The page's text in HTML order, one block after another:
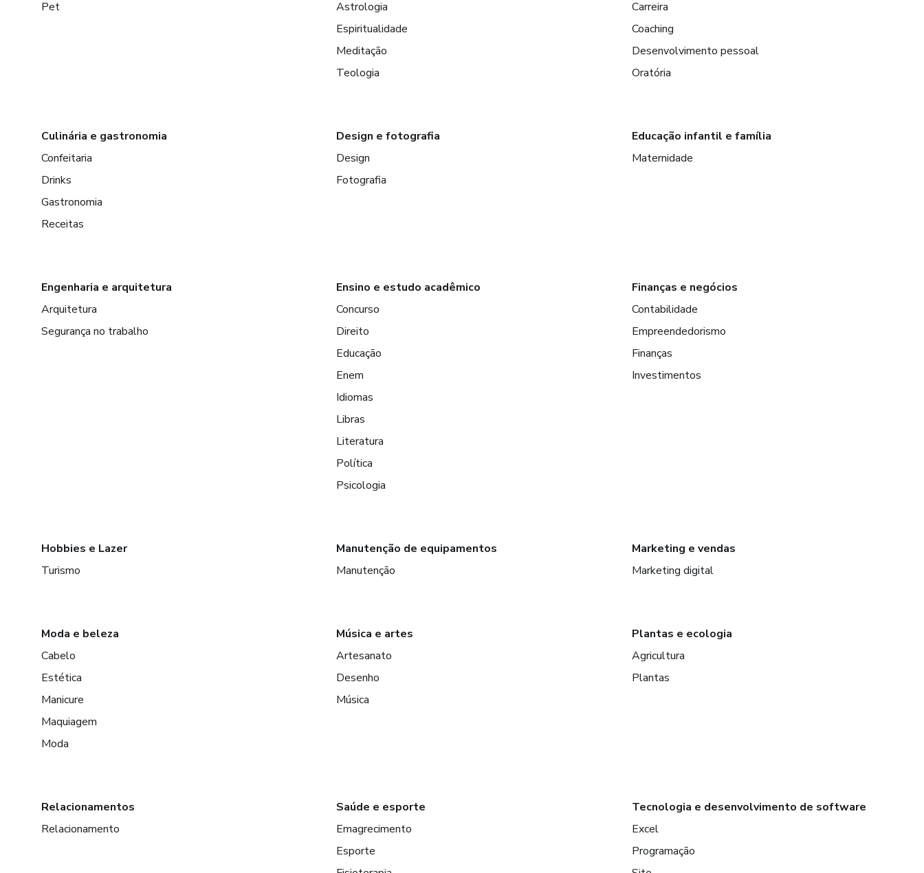
Pet
Astrologia
Espiritualidade
Meditação
Teologia
Carreira
Coaching
Desenvolvimento pessoal
Oratória
Culinária e gastronomia
Confeitaria
Drinks
Gastronomia
Receitas
Design e fotografia
Design
Fotografia
Educação infantil e família
Maternidade
Engenharia e arquitetura
Arquitetura
Segurança no trabalho
Ensino e estudo acadêmico
Concurso
Direito
Educação
Enem
Idiomas
Libras
Literatura
Política
Psicologia
Finanças e negócios
Contabilidade
Empreendedorismo
Finanças
Investimentos
Hobbies e Lazer
Turismo
Manutenção de equipamentos
Manutenção
Marketing e vendas
Marketing digital
Moda e beleza
Cabelo
Estética
Manicure
Maquiagem
Moda
Música e artes
Artesanato
Desenho
Música
Plantas e ecologia
Agricultura
Plantas
Relacionamentos
Relacionamento
Saúde e esporte
Emagrecimento
Esporte
Tecnologia e desenvolvimento de software
Excel
Programação